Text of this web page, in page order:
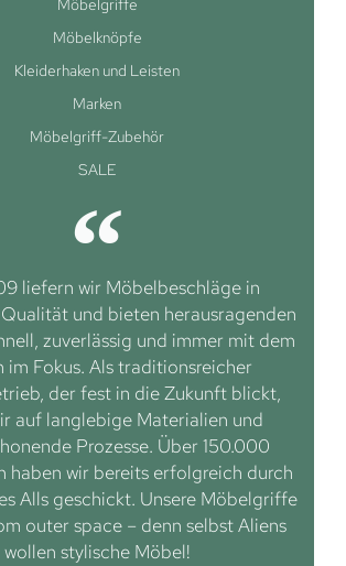
Möbelgriffe
Möbelknöpfe
Kleiderhaken und Leisten
Marken
Möbelgriff-Zubehör
SALE
liefern wir Möbelbeschläge in
und bieten herausragenden
zuverlässig und immer mit dem
im Fokus. Als traditionsreicher
der fest in die Zukunft blickt,
auf langlebige Materialien und
Prozesse. Über 150.000
haben wir bereits erfolgreich durch
Alls geschickt. Unsere Möbelgriffe
outer space – denn selbst Aliens
wollen stylische Möbel!